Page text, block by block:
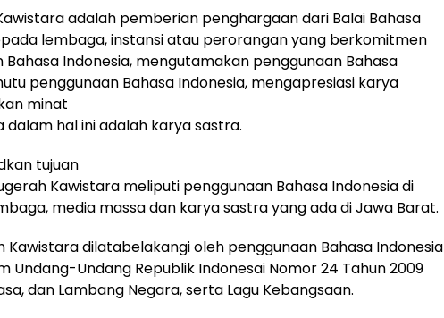
adalah pemberian penghargaan dari Balai Bahasa
lembaga, instansi atau perorangan yang berkomitmen
Indonesia, mengutamakan penggunaan Bahasa
penggunaan Bahasa Indonesia, mengapresiasi karya
minat
hal ini adalah karya sastra.
tujuan
Kawistara meliputi penggunaan Bahasa Indonesia di
media massa dan karya sastra yang ada di Jawa Barat.
Kawistara dilatabelakangi oleh penggunaan Bahasa Indonesia
Undang-Undang Republik Indonesai Nomor 24 Tahun 2009
dan Lambang Negara, serta Lagu Kebangsaan.